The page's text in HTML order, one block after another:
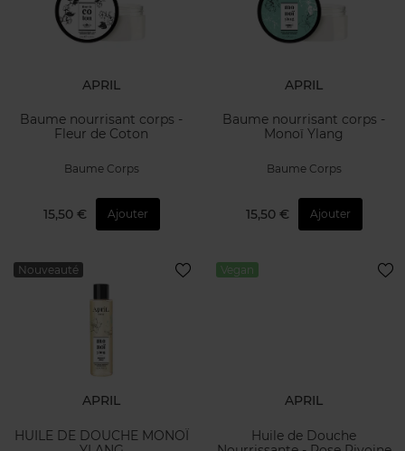
APRIL
Baume nourrisant corps -
Fleur de Coton
Baume Corps
15,50 € Ajouter
APRIL
Baume nourrisant corps -
Monoï Ylang
Baume Corps
15,50 € Ajouter
Nouveauté
APRIL
HUILE DE DOUCHE MONOÏ
Vegan
APRIL
Huile de Douche